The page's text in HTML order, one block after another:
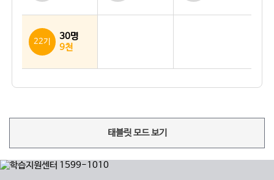
22기
30명
9천
태블릿 모드 보기